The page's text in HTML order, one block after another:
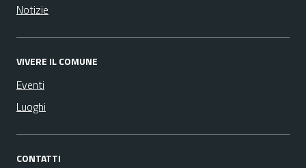
Notizie
VIVERE IL COMUNE
Eventi
Luoghi
CONTATTI